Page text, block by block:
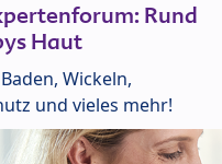
Rund
Haut
Wickeln,
und vieles mehr!